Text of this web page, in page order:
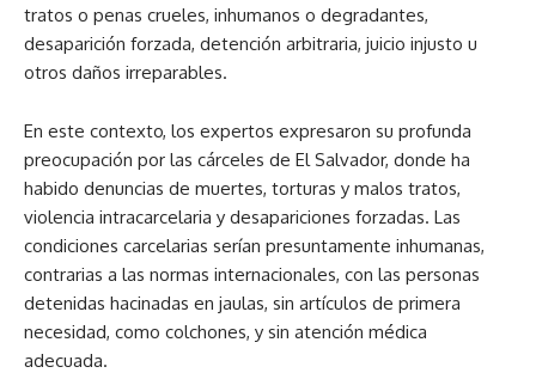
tratos o penas crueles, inhumanos o degradantes,
desaparición forzada, detención arbitraria, juicio injusto u
otros daños irreparables.
En este contexto, los expertos expresaron su profunda
preocupación por las cárceles de El Salvador, donde ha
habido denuncias de muertes, torturas y malos tratos,
violencia intracarcelaria y desapariciones forzadas. Las
condiciones carcelarias serían presuntamente inhumanas,
contrarias a las normas internacionales, con las personas
detenidas hacinadas en jaulas, sin artículos de primera
necesidad, como colchones, y sin atención médica
adecuada.